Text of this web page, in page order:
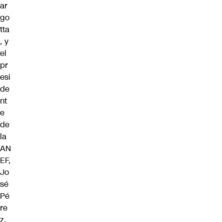
ar
go
tta
, y
el
pr
esi
de
nt
e
de
la
AN
EF,
Jo
sé
Pé
re